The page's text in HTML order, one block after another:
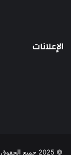
الإعلانات
© 2025 جميع الحقوق محفوظة. تم تطوير موقع بوابة مصر الإخبارية من قبل